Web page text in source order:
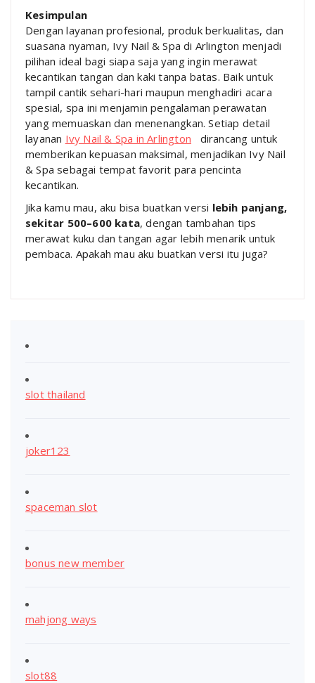
Kesimpulan
Dengan layanan profesional, produk berkualitas, dan
suasana nyaman, Ivy Nail & Spa di Arlington menjadi
pilihan ideal bagi siapa saja yang ingin merawat
kecantikan tangan dan kaki tanpa batas. Baik untuk
tampil cantik sehari-hari maupun menghadiri acara
spesial, spa ini menjamin pengalaman perawatan
yang memuaskan dan menenangkan. Setiap detail
layanan Ivy Nail & Spa in Arlington dirancang untuk
memberikan kepuasan maksimal, menjadikan Ivy Nail
& Spa sebagai tempat favorit para pencinta
kecantikan.
Jika kamu mau, aku bisa buatkan versi lebih panjang,
sekitar 500–600 kata, dengan tambahan tips
merawat kuku dan tangan agar lebih menarik untuk
pembaca. Apakah mau aku buatkan versi itu juga?
slot thailand
joker123
spaceman slot
bonus new member
mahjong ways
slot88